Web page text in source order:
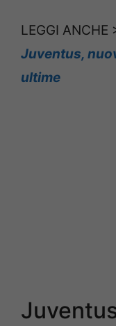
LEGGI ANCHE
Juventus,
ultime